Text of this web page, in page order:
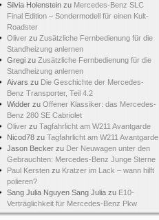
Silvia Holenstein zu Mercedes-Benz SLC
Final Edition – Sondermodell für einen Kult-
Roadster
Oliver zu Zusätzliche Fernbedienung für die
Standheizung anlernen
Gregi zu Zusätzliche Fernbedienung für die
Standheizung anlernen
Aivars zu Die Geschichte der Mercedes-
Benz Transporter, Teil 4.2
Widder zu Offener Klassiker: das Mercedes-
Benz 280 SE Cabriolet
Oliver zu Tagfahrlicht am W211 Avantgarde
Nicod78 zu Tagfahrlicht am W211 Avantgarde
Jason Becker zu Der Neuwagen unter den
Gebrauchten: Mercedes-Benz Junge Sterne
Paul Kersten zu Kratzer im Lack – wann hilft
polieren?
Sang Julia Nguyen Sang Julia zu E10-
Verträglichkeit für Mercedes-Benz Pkw